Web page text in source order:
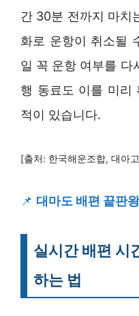
간 30분 전까지 마치
화로 운항이 취소될
일 꼭 운항 여부를 다
행 동료도 이를 미리
적이 있습니다.
[출처: 한국해운조합, 대아
📌 대마도 배편 끝판
실시간 배편 시
하는 법